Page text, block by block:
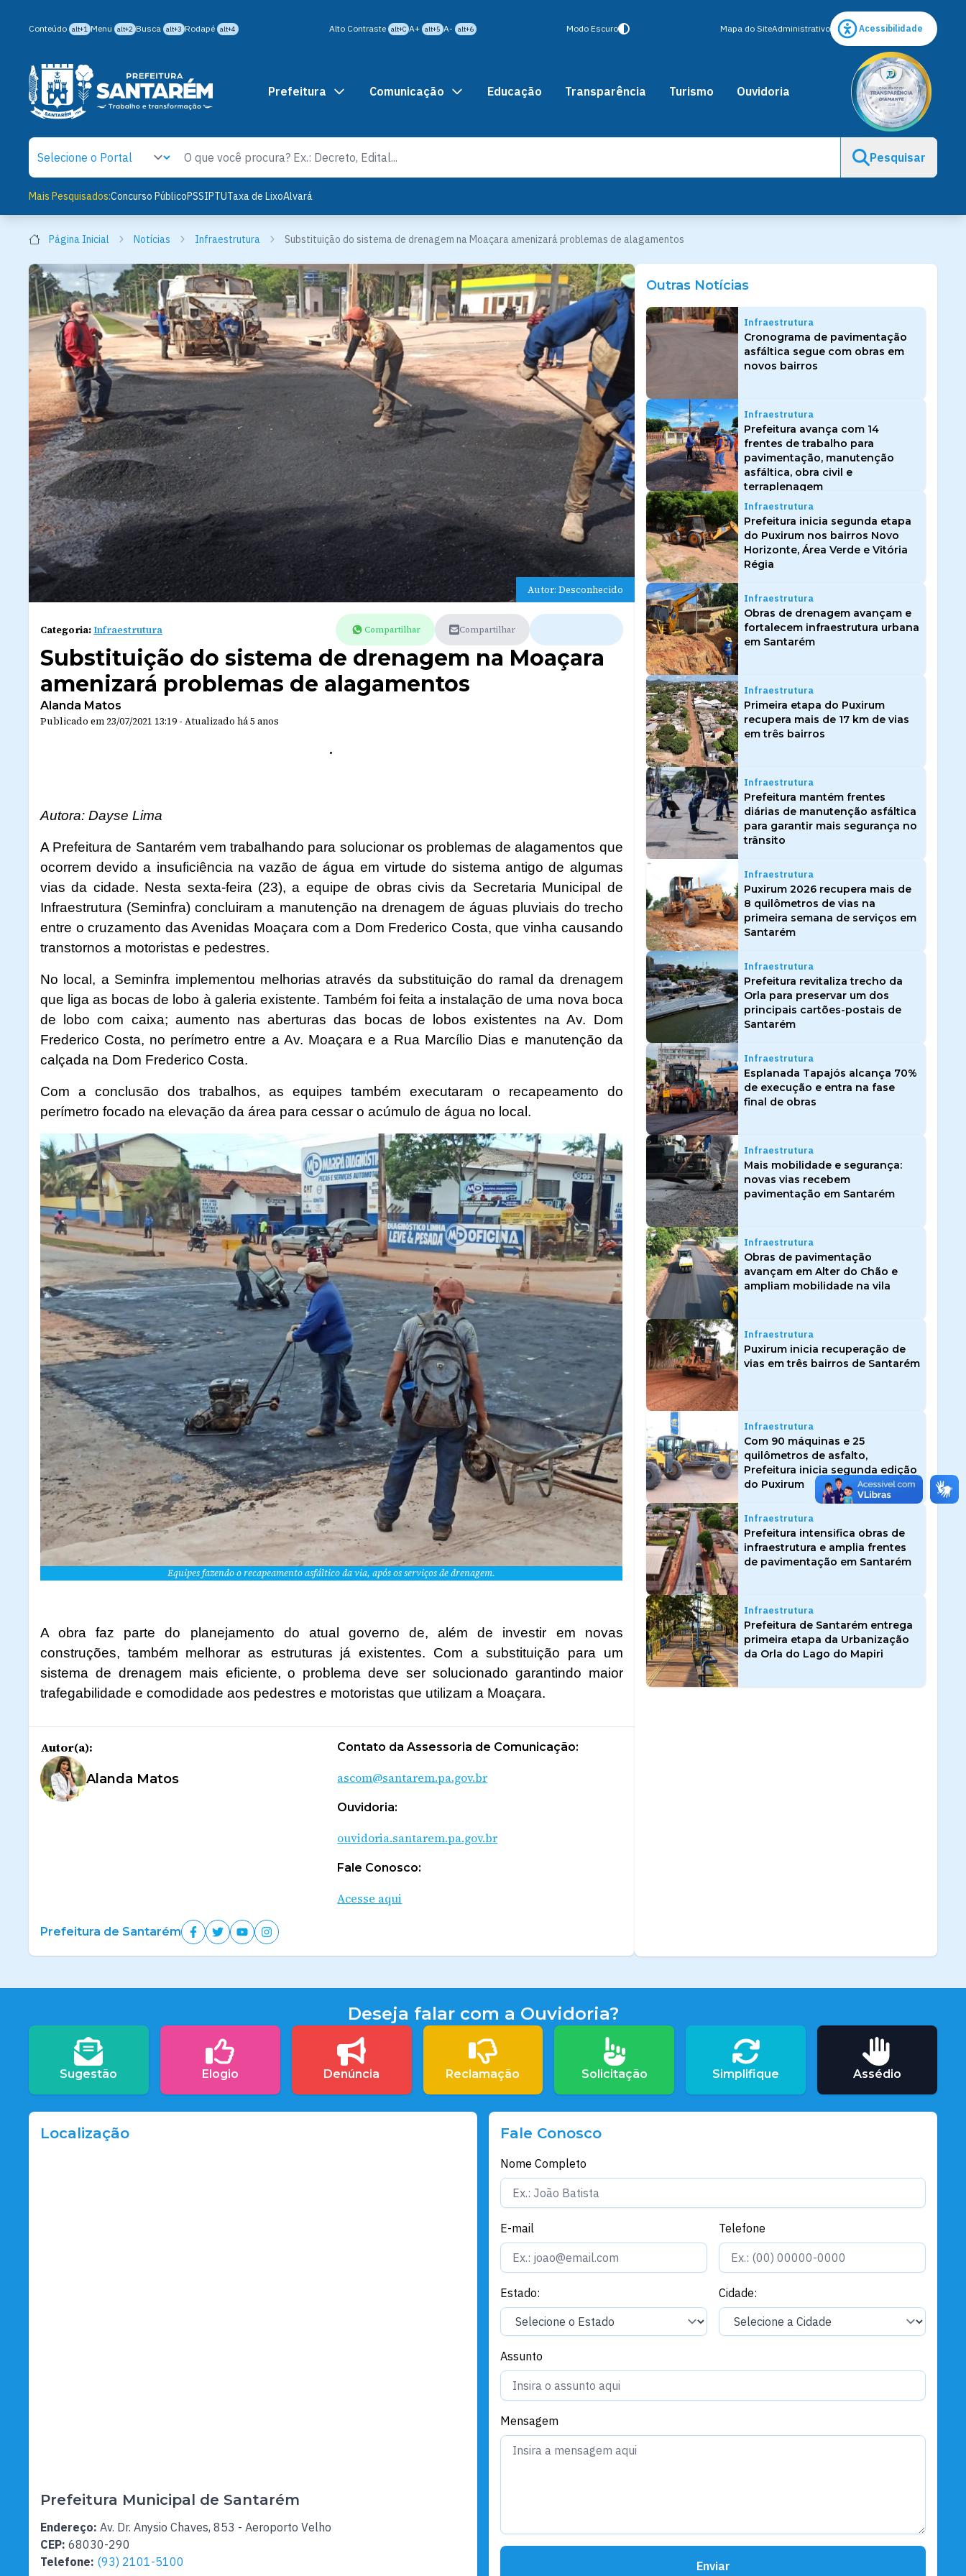
Conteúdo alt+1 Menu alt+2 Busca alt+3 Rodapé alt+4 Alto Contraste alt+C A+ alt+5 A- alt+6 Modo Escuro Mapa do SiteAdministrativo Acessibilidade
Prefeitura Comunicação Educação Transparência Turismo Ouvidoria
Pesquisar
Mais Pesquisados:Concurso PúblicoPSSIPTUTaxa de LixoAlvará
Página Inicial Notícias Infraestrutura Substituição do sistema de drenagem na Moaçara amenizará problemas de alagamentos
Autor: Desconhecido
Categoria:Infraestrutura Compartilhar Compartilhar
Substituição do sistema de drenagem na Moaçara
amenizará problemas de alagamentos
Alanda Matos
Publicado em 23/07/2021 13:19 - Atualizado há 5 anos
.
Autora: Dayse Lima
A Prefeitura de Santarém vem trabalhando para solucionar os problemas de alagamentos que
ocorrem devido a insuficiência na vazão de água em virtude do sistema antigo de algumas
vias da cidade. Nesta sexta-feira (23), a equipe de obras civis da Secretaria Municipal de
Infraestrutura (Seminfra) concluiram a manutenção na drenagem de águas pluviais do trecho
entre o cruzamento das Avenidas Moaçara com a Dom Frederico Costa, que vinha causando
transtornos a motoristas e pedestres.
No local, a Seminfra implementou melhorias através da substituição do ramal da drenagem
que liga as bocas de lobo à galeria existente. Também foi feita a instalação de uma nova boca
de lobo com caixa; aumento nas aberturas das bocas de lobos existentes na Av. Dom
Frederico Costa, no perímetro entre a Av. Moaçara e a Rua Marcílio Dias e manutenção da
calçada na Dom Frederico Costa.
Com a conclusão dos trabalhos, as equipes também executaram o recapeamento do
perímetro focado na elevação da área para cessar o acúmulo de água no local.
Equipes fazendo o recapeamento asfáltico da via, após os serviços de drenagem.
A obra faz parte do planejamento do atual governo de, além de investir em novas
construções, também melhorar as estruturas já existentes. Com a substituição para um
sistema de drenagem mais eficiente, o problema deve ser solucionado garantindo maior
trafegabilidade e comodidade aos pedestres e motoristas que utilizam a Moaçara.
Autor(a):
Alanda Matos
Contato da Assessoria de Comunicação:
ascom@santarem.pa.gov.br
Ouvidoria:
ouvidoria.santarem.pa.gov.br
Fale Conosco:
Acesse aqui
Prefeitura de Santarém
Outras Notícias
Infraestrutura
Cronograma de pavimentação
asfáltica segue com obras em
novos bairros
Infraestrutura
Prefeitura avança com 14
frentes de trabalho para
pavimentação, manutenção
asfáltica, obra civil e
terraplenagem
Infraestrutura
Prefeitura inicia segunda etapa
do Puxirum nos bairros Novo
Horizonte, Área Verde e Vitória
Régia
Infraestrutura
Obras de drenagem avançam e
fortalecem infraestrutura urbana
em Santarém
Infraestrutura
Primeira etapa do Puxirum
recupera mais de 17 km de vias
em três bairros
Infraestrutura
Prefeitura mantém frentes
diárias de manutenção asfáltica
para garantir mais segurança no
trânsito
Infraestrutura
Puxirum 2026 recupera mais de
8 quilômetros de vias na
primeira semana de serviços em
Santarém
Infraestrutura
Prefeitura revitaliza trecho da
Orla para preservar um dos
principais cartões-postais de
Santarém
Infraestrutura
Esplanada Tapajós alcança 70%
de execução e entra na fase
final de obras
Infraestrutura
Mais mobilidade e segurança:
novas vias recebem
pavimentação em Santarém
Infraestrutura
Obras de pavimentação
avançam em Alter do Chão e
ampliam mobilidade na vila
Infraestrutura
Puxirum inicia recuperação de
vias em três bairros de Santarém
Infraestrutura
Com 90 máquinas e 25
quilômetros de asfalto,
Prefeitura inicia segunda edição
do Puxirum
Infraestrutura
Prefeitura intensifica obras de
infraestrutura e amplia frentes
de pavimentação em Santarém
Infraestrutura
Prefeitura de Santarém entrega
primeira etapa da Urbanização
da Orla do Lago do Mapiri
Deseja falar com a Ouvidoria?
Sugestão Elogio Denúncia Reclamação Solicitação Simplifique Assédio
Localização
Prefeitura Municipal de Santarém
Endereço: Av. Dr. Anysio Chaves, 853 - Aeroporto Velho
CEP: 68030-290
Telefone: (93) 2101-5100
Fale Conosco
Nome Completo
E-mail Telefone
Estado: Cidade:
Assunto
Mensagem
Enviar